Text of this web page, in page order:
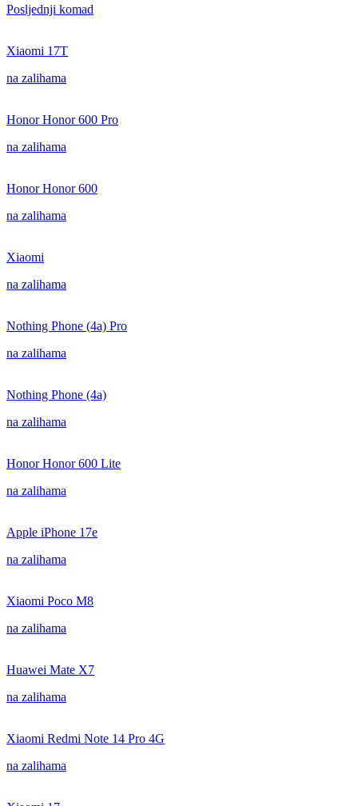
Posljednji komad
Xiaomi 17T
na zalihama
Honor Honor 600 Pro
na zalihama
Honor Honor 600
na zalihama
Xiaomi
na zalihama
Nothing Phone (4a) Pro
na zalihama
Nothing Phone (4a)
na zalihama
Honor Honor 600 Lite
na zalihama
Apple iPhone 17e
na zalihama
Xiaomi Poco M8
na zalihama
Huawei Mate X7
na zalihama
Xiaomi Redmi Note 14 Pro 4G
na zalihama